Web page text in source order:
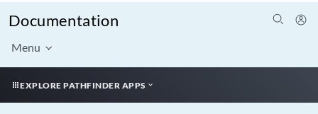
Documentation
Menu
EXPLORE PATHFINDER APPS